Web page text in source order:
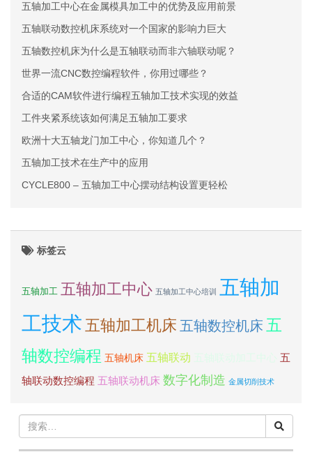
五轴加工中心在金属模具加工中的优势及应用前景
五轴联动数控机床系统对一个国家的影响力巨大
五轴数控机床为什么是五轴联动而非六轴联动呢？
世界一流CNC数控编程软件，你用过哪些？
合适的CAM软件进行编程五轴加工技术实现的效益
工件夹紧系统该如何满足五轴加工要求
欧洲十大五轴龙门加工中心，你知道几个？
五轴加工技术在生产中的应用
CYCLE800 – 五轴加工中心摆动结构设置更轻松
标签云
五轴加工 五轴加工中心 五轴加工中心培训
五轴加
工技术 五轴加工机床 五轴数控机床 五
轴数控编程 五轴机床 五轴联动
五
轴联动数控编程 五轴联动机床 数字化制造 金属切削技术